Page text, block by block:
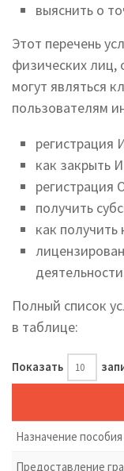
выяснить о
Этот перечень
физических лиц,
могут являться
пользователям
регистрация
как закрыть
регистрация
получить
как получить
Полный список
в таблице:
Показать
Назначение
Предоставление